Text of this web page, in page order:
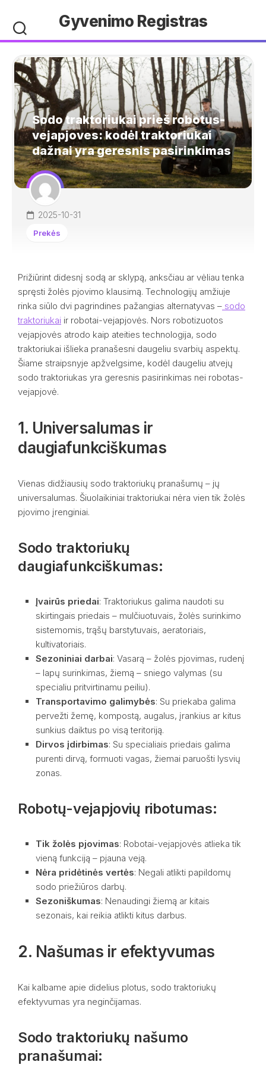
content
Gyvenimo Registras
Sodo traktoriukai prieš robotus-
vejapjoves: kodėl traktoriukai
dažnai yra geresnis pasirinkimas
2025-10-31
Prekės
Prižiūrint didesnį sodą ar sklypą, anksčiau ar vėliau tenka
spręsti žolės pjovimo klausimą. Technologijų amžiuje
rinka siūlo dvi pagrindines pažangias alternatyvas – sodo
traktoriukai ir robotai-vejapjovės. Nors robotizuotos
vejapjovės atrodo kaip ateities technologija, sodo
traktoriukai išlieka pranašesni daugeliu svarbių aspektų.
Šiame straipsnyje apžvelgsime, kodėl daugeliu atvejų
sodo traktoriukas yra geresnis pasirinkimas nei robotas-
vejapjovė.
1. Universalumas ir
daugiafunkciškumas
Vienas didžiausių sodo traktoriukų pranašumų – jų
universalumas. Šiuolaikiniai traktoriukai nėra vien tik žolės
pjovimo įrenginiai.
Sodo traktoriukų
daugiafunkciškumas:
Įvairūs priedai: Traktoriukus galima naudoti su
skirtingais priedais – mulčiuotuvais, žolės surinkimo
sistemomis, trąšų barstytuvais, aeratoriais,
kultivatoriais.
Sezoniniai darbai: Vasarą – žolės pjovimas, rudenį
– lapų surinkimas, žiemą – sniego valymas (su
specialiu pritvirtinamu peiliu).
Transportavimo galimybės: Su priekaba galima
pervežti žemę, kompostą, augalus, įrankius ar kitus
sunkius daiktus po visą teritoriją.
Dirvos įdirbimas: Su specialiais priedais galima
purenti dirvą, formuoti vagas, žiemai paruošti lysvių
zonas.
Robotų-vejapjovių ribotumas:
Tik žolės pjovimas: Robotai-vejapjovės atlieka tik
vieną funkciją – pjauna veją.
Nėra pridėtinės vertės: Negali atlikti papildomų
sodo priežiūros darbų.
Sezoniškumas: Nenaudingi žiemą ar kitais
sezonais, kai reikia atlikti kitus darbus.
2. Našumas ir efektyvumas
Kai kalbame apie didelius plotus, sodo traktoriukų
efektyvumas yra neginčijamas.
Sodo traktoriukų našumo
pranašumai: